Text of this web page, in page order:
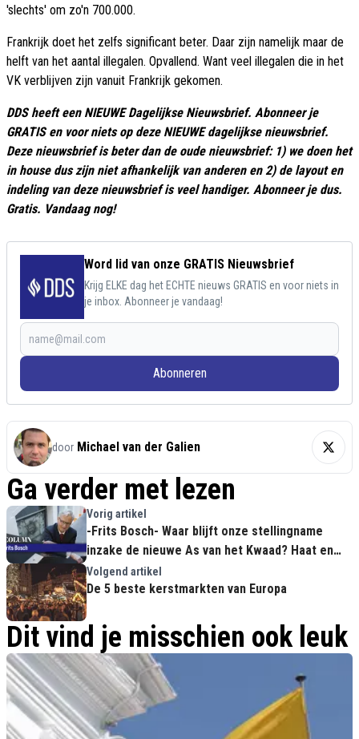
'slechts' om zo'n 700.000.
Frankrijk doet het zelfs significant beter. Daar zijn namelijk maar de
helft van het aantal illegalen. Opvallend. Want veel illegalen die in het
VK verblijven zijn vanuit Frankrijk gekomen.
DDS heeft een NIEUWE Dagelijkse Nieuwsbrief. Abonneer je
GRATIS en voor niets op deze NIEUWE dagelijkse nieuwsbrief.
Deze nieuwsbrief is beter dan de oude nieuwsbrief: 1) we doen het
in house dus zijn niet afhankelijk van anderen en 2) de layout en
indeling van deze nieuwsbrief is veel handiger. Abonneer je dus.
Gratis. Vandaag nog!
Word lid van onze GRATIS Nieuwsbrief
Krijg ELKE dag het ECHTE nieuws GRATIS en voor niets in
je inbox. Abonneer je vandaag!
Abonneren
door Michael van der Galien
Ga verder met lezen
Vorig artikel
-Frits Bosch- Waar blijft onze stellingname
inzake de nieuwe As van het Kwaad? Haat en
handel gaan niet samen
Volgend artikel
De 5 beste kerstmarkten van Europa
Dit vind je misschien ook leuk